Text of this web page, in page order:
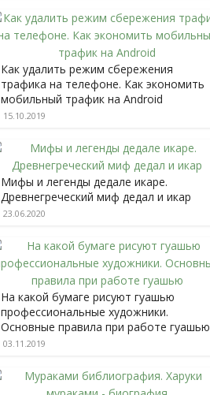
Как удалить режим сбережения
трафика на телефоне. Как экономить
мобильный трафик на Android
15.10.2019
Мифы и легенды дедале икаре.
Древнегреческий миф дедал и икар
23.06.2020
На какой бумаге рисуют гуашью
профессиональные художники.
Основные правила при работе гуашью
03.11.2019